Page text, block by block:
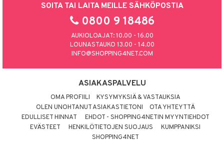
SOITA TAI LAITA MEILLE SÄHKÖPOSTIA
0800 9 18486
AUKIOLOAJAT: 10.00 - 16.00
LOUNASTAUKO 13.00 - 14.00
INFO@SHOPPING4NET.COM
ASIAKASPALVELU
OMA PROFIILI
KYSYMYKSIÄ & VASTAUKSIA
OLEN UNOHTANUT ASIAKASTIETONI
OTA YHTEYTTÄ
EDULLISET HINNAT
EHDOT - SHOPPING4NETIN MYYNTIEHDOT
EVÄSTEET
HENKILÖTIETOJEN SUOJAUS
KUMPPANIKSI
SHOPPING4NET